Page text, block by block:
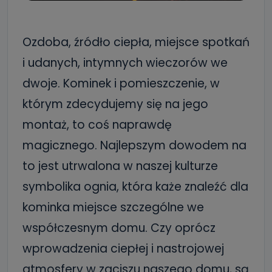
Ozdoba, źródło ciepła, miejsce spotkań
i udanych, intymnych wieczorów we
dwoje. Kominek i pomieszczenie, w
którym zdecydujemy się na jego
montaż, to coś naprawdę
magicznego. Najlepszym dowodem na
to jest utrwalona w naszej kulturze
symbolika ognia, która każe znaleźć dla
kominka miejsce szczególne we
współczesnym domu. Czy oprócz
wprowadzenia ciepłej i nastrojowej